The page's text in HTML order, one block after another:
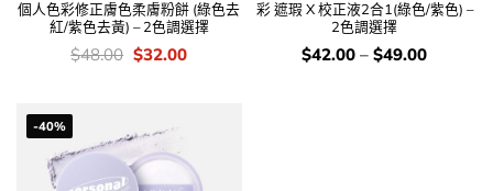
個人色彩修正膚色柔膚粉餅 (綠色去
紅/紫色去黃) – 2色調選擇
價
錢：
$48.00 Original
price
$32.00Current
彩 遮瑕 X 校正液2合1(綠色/紫色) –
2色調選擇
價
錢：
$42.00 – $49.00
-40%